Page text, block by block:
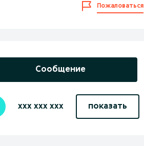
Пожаловаться
Сообщение
xxx xxx xxx показать